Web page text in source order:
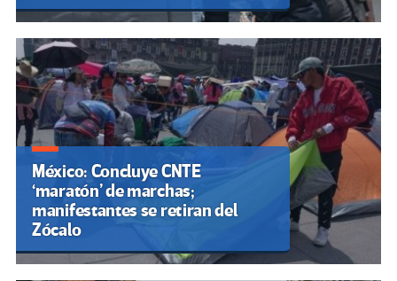
México: Concluye CNTE
‘maratón’ de marchas;
manifestantes se retiran del
Zócalo